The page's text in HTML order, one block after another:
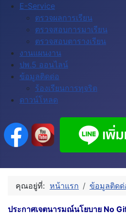
E-Service
ตรวจผลการเรียน
ตรวจสอบการมาเรียน
ตรวจสอบตารางเรียน
งานแผนงาน
ปพ.5 ออนไลน์
ข้อมูลติดด่อ
ร้องเรียนการทุจริต
ดาวน์โหลด
คุณอยู่ที่: หน้าแรก ข้อมูลติดด่
ประกาศเจตนารมณ์นโยบาย No